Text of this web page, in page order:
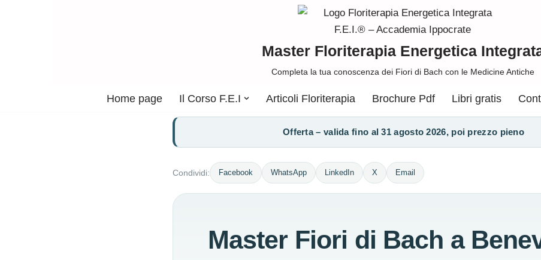
Master Floriterapia Energetica
Completa la tua conoscenza dei Fiori di Bach con le Medicine Antiche
Home page Il Corso F.E.I Articoli Floriterapia Brochure Pdf Libri gratis
Offerta – valida fino al 31 agosto 2026, poi prezzo pieno
Condividi: Facebook WhatsApp LinkedIn X Email
Master Fiori di Bach a